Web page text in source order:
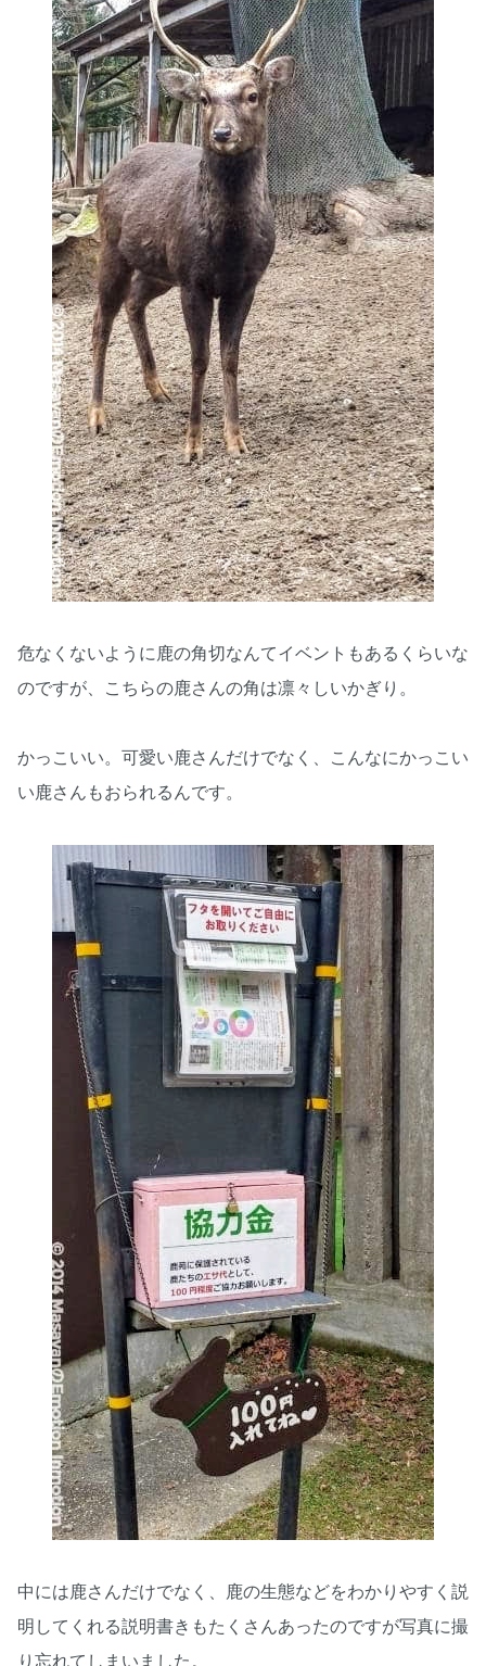
危なくないように鹿の角切なんてイベントもあるくらいな
のですが、こちらの鹿さんの角は凛々しいかぎり。
かっこいい。可愛い鹿さんだけでなく、こんなにかっこい
い鹿さんもおられるんです。
中には鹿さんだけでなく、鹿の生態などをわかりやすく説
明してくれる説明書きもたくさんあったのですが写真に撮
り忘れてしまいました。